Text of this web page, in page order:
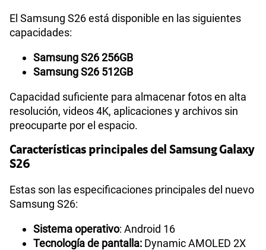
El Samsung S26 está disponible en las siguientes
capacidades:
Samsung S26 256GB
Samsung S26 512GB
Capacidad suficiente para almacenar fotos en alta
resolución, videos 4K, aplicaciones y archivos sin
preocuparte por el espacio.
Características principales del Samsung Galaxy
S26
Estas son las especificaciones principales del nuevo
Samsung S26:
Sistema operativo: Android 16
Tecnología de pantalla: Dynamic AMOLED 2X